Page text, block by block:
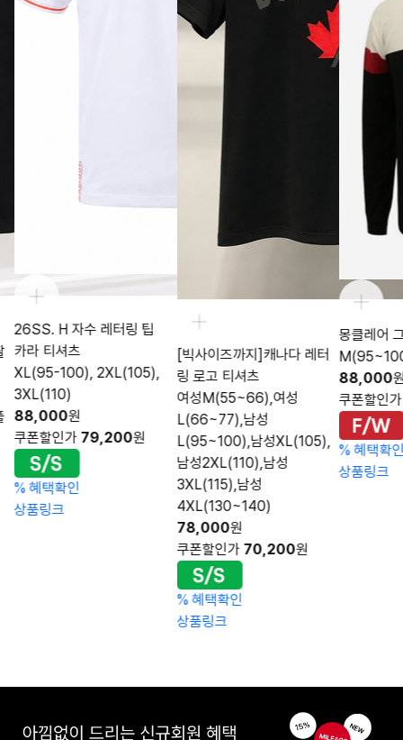
26SS. H 자수 레터링 팁
카라 티셔츠
XL(95-100), 2XL(105),
3XL(110)
88,000원
쿠폰할인가 79,200원
% 혜택확인
상품링크
[빅사이즈까지]캐나다 레터
링 로고 티셔츠
여성M(55~66),여성
L(66~77),남성
L(95~100),남성XL(105),
남성2XL(110),남성
3XL(115),남성
4XL(130~140)
78,000원
쿠폰할인가 70,200원
% 혜택확인
상품링크
몽클레어
88,000
쿠폰할인
% 혜택확
상품링크